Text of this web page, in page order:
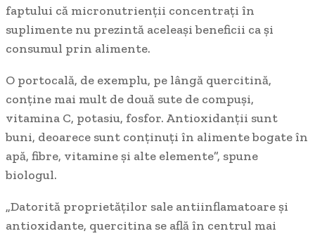
faptului că micronutrienţii concentraţi în
suplimente nu prezintă aceleaşi beneficii ca şi
consumul prin alimente.
O portocală, de exemplu, pe lângă quercitină,
conţine mai mult de două sute de compuşi,
vitamina C, potasiu, fosfor. Antioxidanţii sunt
buni, deoarece sunt conţinuţi în alimente bogate în
apă, fibre, vitamine şi alte elemente”, spune
biologul.
„Datorită proprietăţilor sale antiinflamatoare şi
antioxidante, quercitina se află în centrul mai